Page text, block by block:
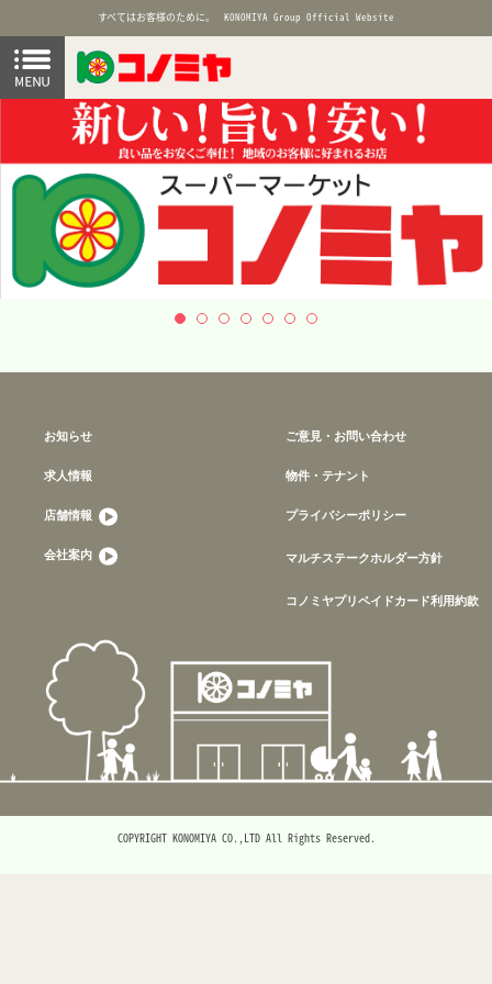
すべてはお客様のために。 KONOMIYA Group Official Website
お知らせ
求人情報
店舗情報
会社案内
ご意見・お問い合わせ
物件・テナント
プライバシーポリシー
マルチステークホルダー方針
コノミヤプリペイドカード利用約款
COPYRIGHT KONOMIYA CO.,LTD All Rights Reserved.